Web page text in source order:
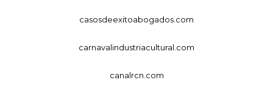
casosdeexitoabogados.com
carnavalindustriacultural.com
canalrcn.com